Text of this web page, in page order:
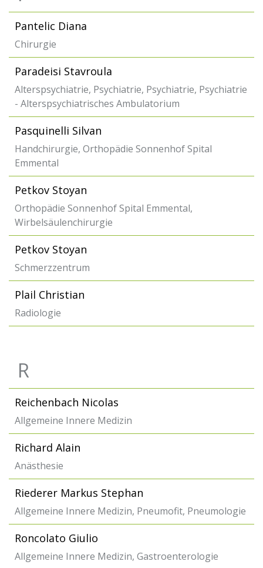
Pantelic Diana
Chirurgie
Paradeisi Stavroula
Alterspsychiatrie, Psychiatrie, Psychiatrie, Psychiatrie
- Alterspsychiatrisches Ambulatorium
Pasquinelli Silvan
Handchirurgie, Orthopädie Sonnenhof Spital
Emmental
Petkov Stoyan
Orthopädie Sonnenhof Spital Emmental,
Wirbelsäulenchirurgie
Petkov Stoyan
Schmerzzentrum
Plail Christian
Radiologie
R
Reichenbach Nicolas
Allgemeine Innere Medizin
Richard Alain
Anästhesie
Riederer Markus Stephan
Allgemeine Innere Medizin, Pneumofit, Pneumologie
Roncolato Giulio
Allgemeine Innere Medizin, Gastroenterologie